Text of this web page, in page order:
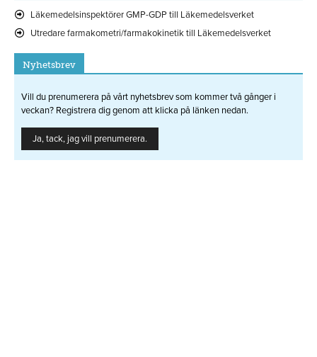
Läkemedelsinspektörer GMP-GDP till Läkemedelsverket
Utredare farmakometri/farmakokinetik till Läkemedelsverket
Nyhetsbrev
Vill du prenumerera på vårt nyhetsbrev som kommer två gånger i
veckan? Registrera dig genom att klicka på länken nedan.
Ja, tack, jag vill prenumerera.